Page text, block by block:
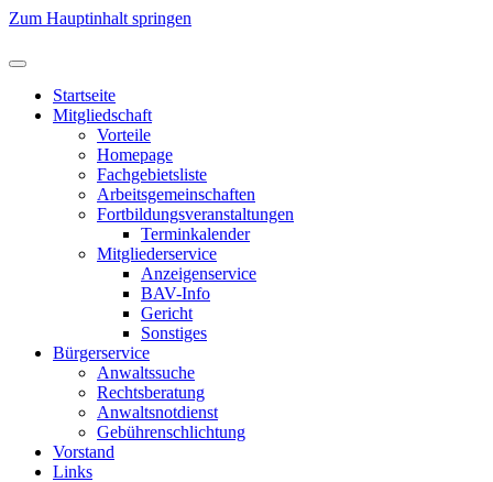
Zum Hauptinhalt springen
Startseite
Mitgliedschaft
Vorteile
Homepage
Fachgebietsliste
Arbeitsgemeinschaften
Fortbildungsveranstaltungen
Terminkalender
Mitgliederservice
Anzeigenservice
BAV-Info
Gericht
Sonstiges
Bürgerservice
Anwaltssuche
Rechtsberatung
Anwaltsnotdienst
Gebührenschlichtung
Vorstand
Links